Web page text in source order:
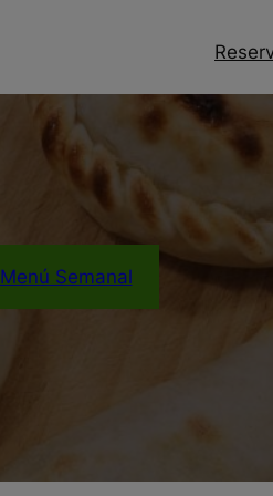
Menú Semanal